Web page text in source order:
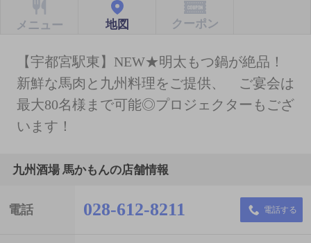
メニュー 地図 クーポン
【宇都宮駅東】NEW★明太もつ鍋が絶品！
新鮮な馬肉と九州料理をご提供、 ご宴会は
最大80名様まで可能◎プロジェクターもござ
います！
九州酒場 馬かもんの店舗情報
電話 028-612-8211 電話する